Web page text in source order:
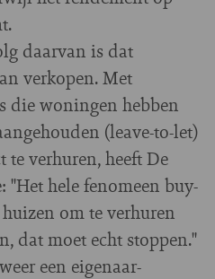
daarvan is dat
verkopen. Met
die woningen hebben
(leave-to-let)
te verhuren, heeft De
"Het hele fenomeen buy-
om te verhuren
dat moet echt stoppen."
een eigenaar-